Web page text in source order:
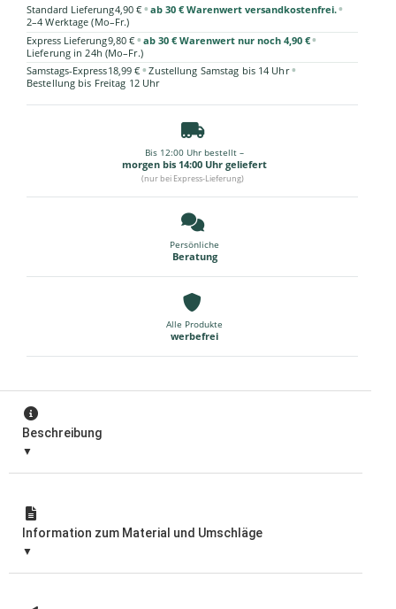
Standard Lieferung4,90 € • ab 30 € Warenwert versandkostenfrei.•
2–4 Werktage (Mo–Fr.)
Express Lieferung9,80 € • ab 30 € Warenwert nur noch 4,90 €•
Lieferung in 24h (Mo–Fr.)
Samstags-Express18,99 € • Zustellung Samstag bis 14 Uhr •
Bestellung bis Freitag 12 Uhr
Bis 12:00 Uhr bestellt –
morgen bis 14:00 Uhr geliefert
(nur bei Express-Lieferung)
Persönliche
Beratung
Alle Produkte
werbefrei
Beschreibung
Information zum Material und Umschläge